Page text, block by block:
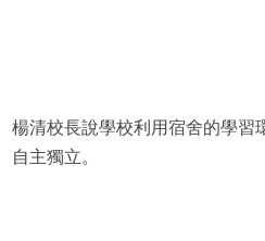
楊清校長說學校利用宿舍的學習
自主獨立。